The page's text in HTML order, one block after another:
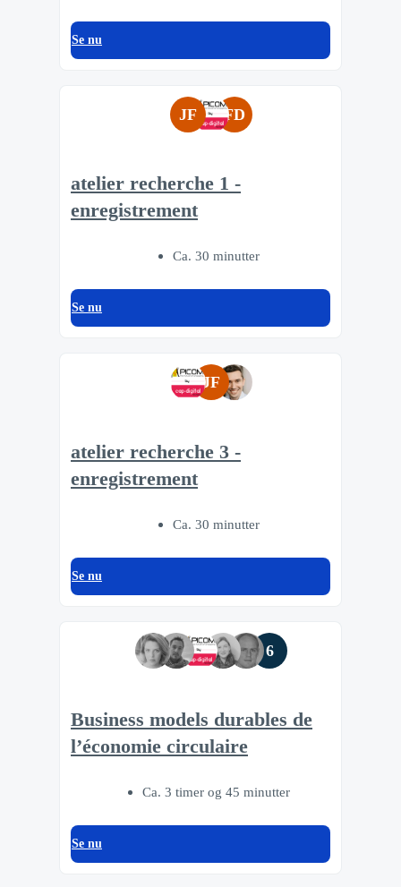
Se nu
JF FD
atelier recherche 1 -
enregistrement
Ca. 30 minutter
Se nu
JF
atelier recherche 3 -
enregistrement
Ca. 30 minutter
Se nu
6
Business models durables de
l’économie circulaire
Ca. 3 timer og 45 minutter
Se nu